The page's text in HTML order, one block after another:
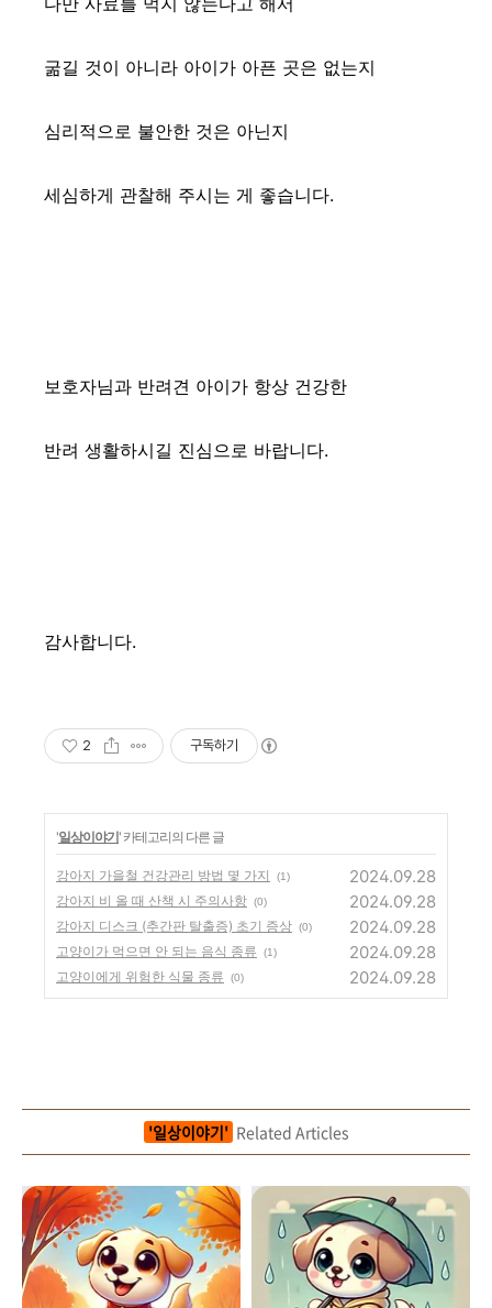
굶길 것이 아니라 아이가 아픈 곳은 없는지
심리적으로 불안한 것은 아닌지
세심하게 관찰해 주시는 게 좋습니다.
보호자님과 반려견 아이가 항상 건강한
반려 생활하시길 진심으로 바랍니다.
감사합니다.
2 구독하기
'일상이야기' 카테고리의 다른 글
강아지 가을철 건강관리 방법 몇 가지 (1) 2024.09.28
강아지 비 올 때 산책 시 주의사항 (0) 2024.09.28
강아지 디스크 (추간판 탈출증) 초기 증상 (0) 2024.09.28
고양이가 먹으면 안 되는 음식 종류 (1) 2024.09.28
고양이에게 위험한 식물 종류 (0) 2024.09.28
'일상이야기' Related Articles